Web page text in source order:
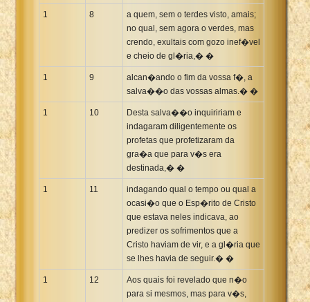
1 8
a quem, sem o terdes visto, amais;
no qual, sem agora o verdes, mas
crendo, exultais com gozo inef�vel
e cheio de gl�ria,� �
1 9
alcan�ando o fim da vossa f�, a
salva��o das vossas almas.� �
1 10
Desta salva��o inquiririam e
indagaram diligentemente os
profetas que profetizaram da
gra�a que para v�s era
destinada,� �
1 11
indagando qual o tempo ou qual a
ocasi�o que o Esp�rito de Cristo
que estava neles indicava, ao
predizer os sofrimentos que a
Cristo haviam de vir, e a gl�ria que
se lhes havia de seguir.� �
1 12
Aos quais foi revelado que n�o
para si mesmos, mas para v�s,